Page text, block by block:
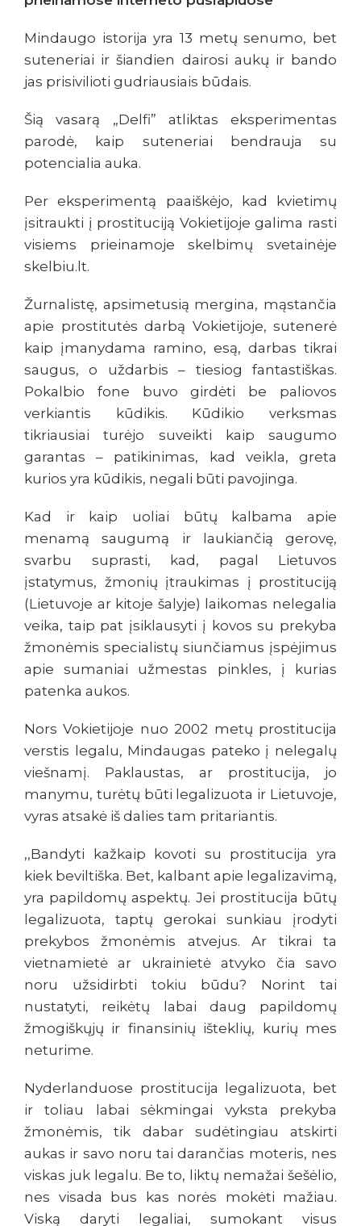
Mindaugo istorija yra 13 metų senumo, bet
suteneriai ir šiandien dairosi aukų ir bando
jas prisivilioti gudriausiais būdais.
Šią vasarą „Delfi” atliktas eksperimentas
parodė, kaip suteneriai bendrauja su
potencialia auka.
Per eksperimentą paaiškėjo, kad kvietimų
įsitraukti į prostituciją Vokietijoje galima rasti
visiems prieinamoje skelbimų svetainėje
skelbiu.lt.
Žurnalistę, apsimetusią mergina, mąstančia
apie prostitutės darbą Vokietijoje, sutenerė
kaip įmanydama ramino, esą, darbas tikrai
saugus, o uždarbis – tiesiog fantastiškas.
Pokalbio fone buvo girdėti be paliovos
verkiantis kūdikis. Kūdikio verksmas
tikriausiai turėjo suveikti kaip saugumo
garantas – patikinimas, kad veikla, greta
kurios yra kūdikis, negali būti pavojinga.
Kad ir kaip uoliai būtų kalbama apie
menamą saugumą ir laukiančią gerovę,
svarbu suprasti, kad, pagal Lietuvos
įstatymus, žmonių įtraukimas į prostituciją
(Lietuvoje ar kitoje šalyje) laikomas nelegalia
veika, taip pat įsiklausyti į kovos su prekyba
žmonėmis specialistų siunčiamus įspėjimus
apie sumaniai užmestas pinkles, į kurias
patenka aukos.
Nors Vokietijoje nuo 2002 metų prostitucija
verstis legalu, Mindaugas pateko į nelegalų
viešnamį. Paklaustas, ar prostitucija, jo
manymu, turėtų būti legalizuota ir Lietuvoje,
vyras atsakė iš dalies tam pritariantis.
,,Bandyti kažkaip kovoti su prostitucija yra
kiek beviltiška. Bet, kalbant apie legalizavimą,
yra papildomų aspektų. Jei prostitucija būtų
legalizuota, taptų gerokai sunkiau įrodyti
prekybos žmonėmis atvejus. Ar tikrai ta
vietnamietė ar ukrainietė atvyko čia savo
noru užsidirbti tokiu būdu? Norint tai
nustatyti, reikėtų labai daug papildomų
žmogiškųjų ir finansinių išteklių, kurių mes
neturime.
Nyderlanduose prostitucija legalizuota, bet
ir toliau labai sėkmingai vyksta prekyba
žmonėmis, tik dabar sudėtingiau atskirti
aukas ir savo noru tai darančias moteris, nes
viskas juk legalu. Be to, liktų nemažai šešėlio,
nes visada bus kas norės mokėti mažiau.
Viską daryti legaliai, sumokant visus